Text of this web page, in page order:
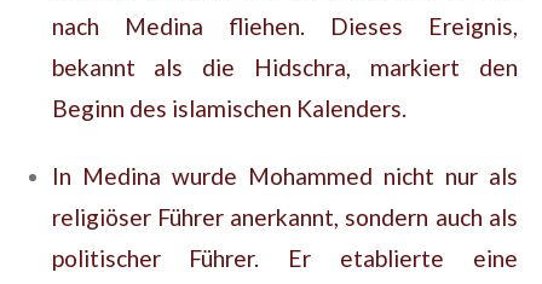
nach Medina fliehen. Dieses Ereignis,
bekannt als die Hidschra, markiert den
Beginn des islamischen Kalenders.
In Medina wurde Mohammed nicht nur als
religiöser Führer anerkannt, sondern auch als
politischer Führer. Er etablierte eine